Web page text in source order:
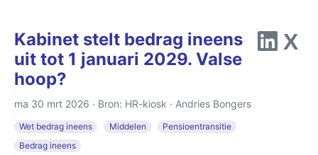
​​​​​​​Kabinet stelt bedrag ineens
uit tot 1 januari 2029. Valse
hoop?
ma 30 mrt 2026 · Bron: HR-kiosk · Andries Bongers
Wet bedrag ineens Middelen
Pensioentransitie
Bedrag ineens